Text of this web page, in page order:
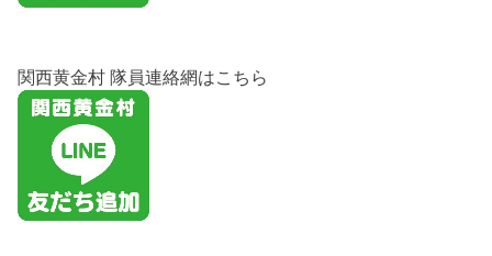
関西黄金村 隊員連絡網はこちら